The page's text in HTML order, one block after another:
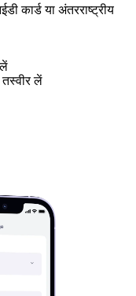
कार्ड या अंतरराष्ट्रीय
लें